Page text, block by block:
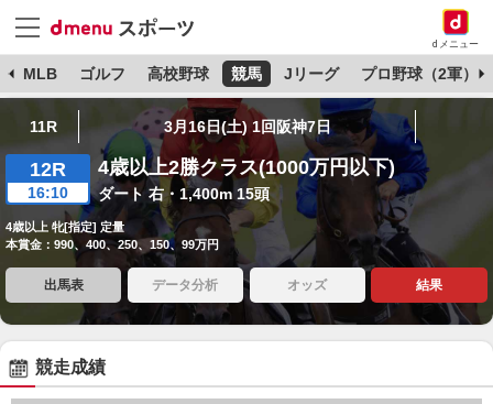
dメニュー
MLB ゴルフ 高校野球 競馬 Jリーグ プロ野球（2軍）
11R 3月16日(土) 1回阪神7日
12R
16:10
4歳以上2勝クラス(1000万円以下)
ダート 右・1,400m 15頭
4歳以上 牝[指定] 定量
本賞金：990、400、250、150、99万円
出馬表 データ分析 オッズ 結果
競走成績